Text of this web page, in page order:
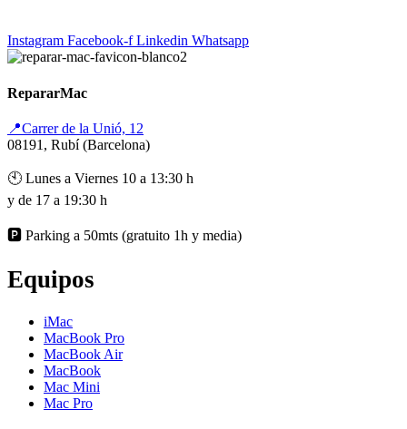
Instagram Facebook-f Linkedin Whatsapp
RepararMac
📍Carrer de la Unió, 12
08191, Rubí (Barcelona)
🕙 Lunes a Viernes 10 a 13:30 h
y de 17 a 19:30 h
🅿️ Parking a 50mts (gratuito 1h y media)
Equipos
iMac
MacBook Pro
MacBook Air
MacBook
Mac Mini
Mac Pro